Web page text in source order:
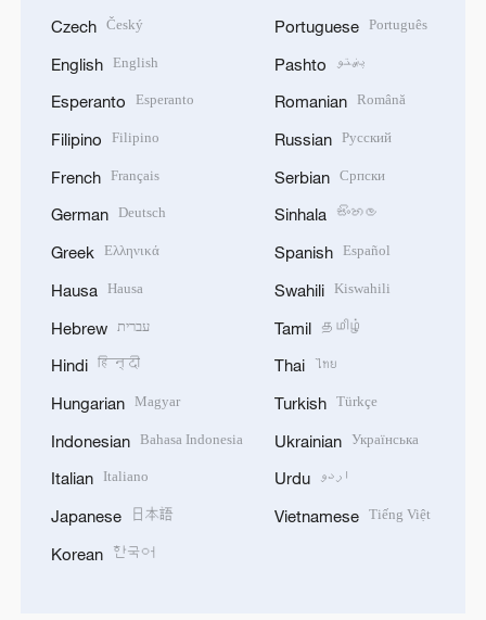
Czech Český
English English
Esperanto Esperanto
Filipino Filipino
French Français
German Deutsch
Greek Ελληνικά
Hausa Hausa
Hebrew עברית
Hindi हिन्दी
Hungarian Magyar
Indonesian Bahasa Indonesia
Italian Italiano
Japanese 日本語
Korean 한국어
Portuguese Português
Pashto پښتو
Romanian Română
Russian Русский
Serbian Српски
Sinhala සිංහල
Spanish Español
Swahili Kiswahili
Tamil தமிழ்
Thai ไทย
Turkish Türkçe
Ukrainian Українська
Urdu اردو
Vietnamese Tiếng Việt